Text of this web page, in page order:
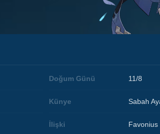
Doğum Günü 11/8
Künye Sabah
İlişki Favonius